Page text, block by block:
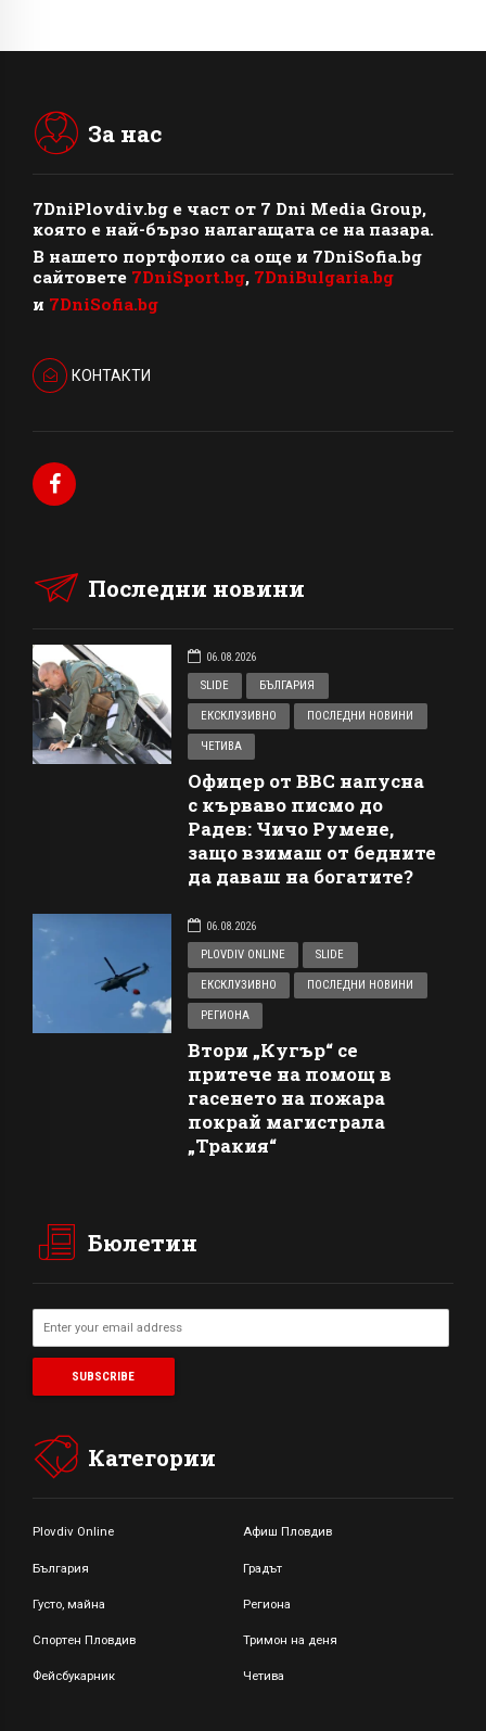
За нас
7DniPlovdiv.bg e част от 7 Dni Media Group,
която е най-бързо налагащата се на пазара.
В нашето портфолио са още и 7DniSofia.bg
сайтовете 7DniSport.bg, 7DniBulgaria.bg
и 7DniSofia.bg
КОНТАКТИ
Последни новини
06.08.2026
SLIDE
БЪЛГАРИЯ
ЕКСКЛУЗИВНО ПОСЛЕДНИ НОВИНИ
ЧЕТИВА
Офицер от ВВС напусна
с кърваво писмо до
Радев: Чичо Румене,
защо взимаш от бедните
да даваш на богатите?
06.08.2026
PLOVDIV ONLINE
SLIDE
ЕКСКЛУЗИВНО ПОСЛЕДНИ НОВИНИ
РЕГИОНА
Втори „Кугър“ се
притече на помощ в
гасенето на пожара
покрай магистрала
„Тракия“
Бюлетин
Категории
Plovdiv Online Афиш Пловдив
България Градът
Густо, майна Региона
Спортен Пловдив Тримон на деня
Фейсбукарник Четива